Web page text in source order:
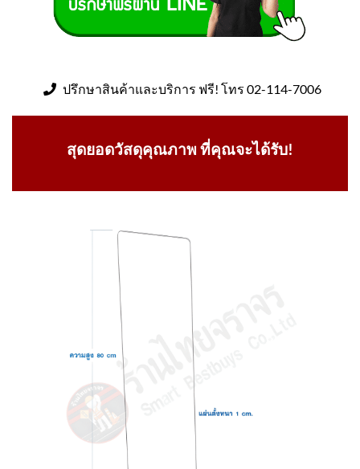
ปรึกษาสินค้าและบริการ ฟรี! โทร 02-114-7006
สุดยอดวัสดุคุณภาพ ที่คุณจะได้รับ!